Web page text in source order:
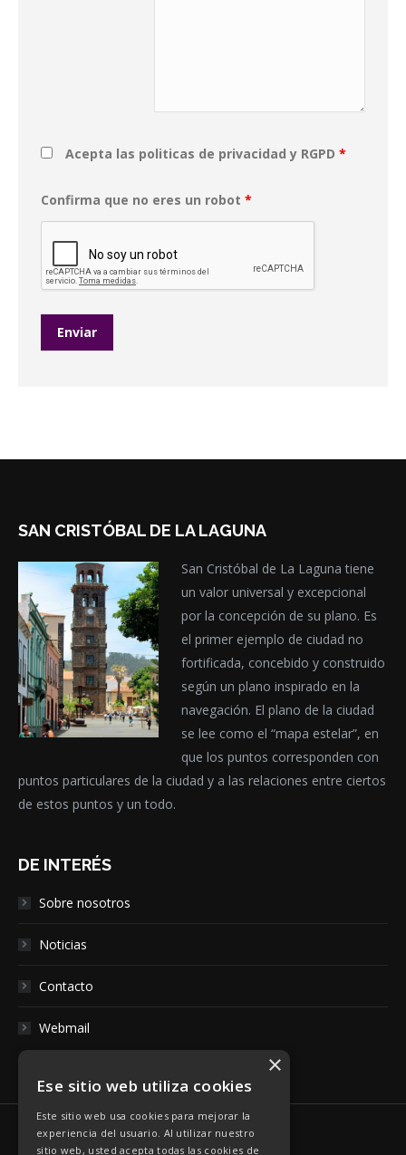
Acepta las politicas de privacidad y RGPD *
Confirma que no eres un robot *
SAN CRISTÓBAL DE LA LAGUNA
San Cristóbal de La Laguna tiene
un valor universal y excepcional
por la concepción de su plano. Es
el primer ejemplo de ciudad no
fortificada, concebido y construido
según un plano inspirado en la
navegación. El plano de la ciudad
se lee como el “mapa estelar”, en
que los puntos corresponden con
puntos particulares de la ciudad y a las relaciones entre ciertos
de estos puntos y un todo.
DE INTERÉS
Sobre nosotros
Noticias
Contacto
Webmail
×
Ese sitio web utiliza cookies
Este sitio web usa cookies para mejorar la
experiencia del usuario. Al utilizar nuestro
sitio web, usted acepta todas las cookies de